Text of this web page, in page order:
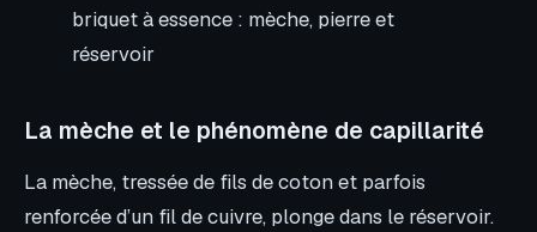
briquet à essence : mèche, pierre et
réservoir
La mèche et le phénomène de capillarité
La mèche, tressée de fils de coton et parfois
renforcée d’un fil de cuivre, plonge dans le réservoir.